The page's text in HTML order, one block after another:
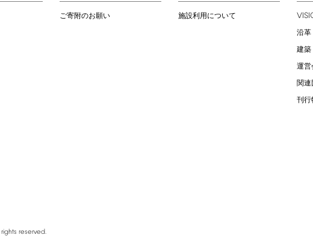
ご寄附のお願い 施設利用について
沿革
建築
運営
関
刊行
rights reserved.